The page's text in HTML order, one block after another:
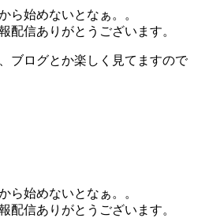
ら始めないとなぁ。。
配信ありがとうございます。
ブログとか楽しく見てますので
ら始めないとなぁ。。
配信ありがとうございます。